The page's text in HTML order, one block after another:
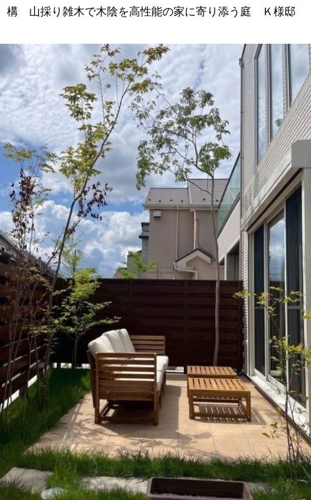
構 山採り雑木で木陰を高性能の家に寄り添う庭 Ｋ様邸